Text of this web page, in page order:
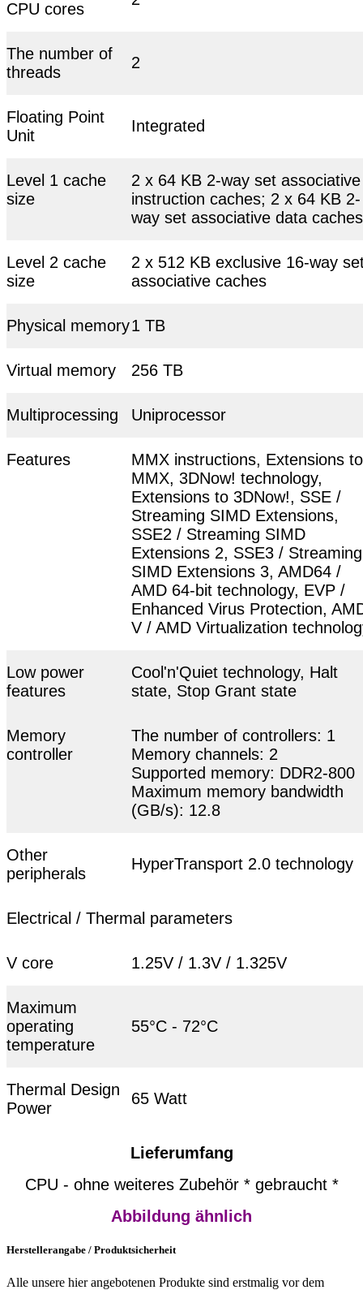
CPU cores
The number of
threads
2
Floating Point
Unit
Integrated
Level 1 cache
size
2 x 64 KB 2-way set associative
instruction caches; 2 x 64 KB 2-
way set associative data caches
Level 2 cache
size
2 x 512 KB exclusive 16-way
associative caches
Physical memory1 TB
Virtual memory 256 TB
Multiprocessing Uniprocessor
Features
MMX instructions, Extensions to
MMX, 3DNow! technology,
Extensions to 3DNow!, SSE /
Streaming SIMD Extensions,
SSE2 / Streaming SIMD
Extensions 2, SSE3 / Streaming
SIMD Extensions 3, AMD64 /
AMD 64-bit technology, EVP /
Enhanced Virus Protection,
V / AMD Virtualization
Low power
features
Cool'n'Quiet technology, Halt
state, Stop Grant state
Memory
controller
The number of controllers: 1
Memory channels: 2
Supported memory: DDR2-800
Maximum memory bandwidth
(GB/s): 12.8
Other
peripherals
HyperTransport 2.0 technology
Electrical / Thermal parameters
V core 1.25V / 1.3V / 1.325V
Maximum
operating
temperature
55°C - 72°C
Thermal Design
Power
65 Watt
Lieferumfang
CPU - ohne weiteres Zubehör * gebraucht *
Abbildung ähnlich
Herstellerangabe / Produktsicherheit
Alle unsere hier angebotenen Produkte sind erstmalig vor dem